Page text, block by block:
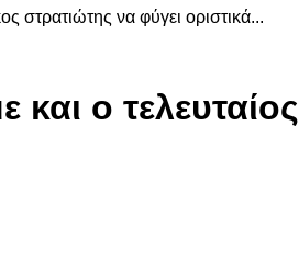
στρατιώτης να φύγει οριστικά...
ο